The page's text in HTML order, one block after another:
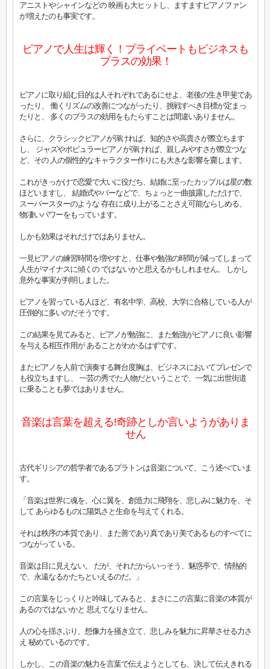
アニストやシャインなどの 映画も大ヒットし、ますますピアノファン
が増えたのも事実です。
ピアノで人生は輝く！プライベートもビジネスも
プラスの効果！
ピアノに取り組む目的は人それぞれであるにせよ、老後の生き甲斐であ
ったり、 働くリズムの改善につながったり、挑戦すべき目標が定まっ
たりと、 多くのプラスの効用をもたらすことは間違いありません。
さらに、クラシックピアノが弾ければ、知的さや高貴さが際立ちます
し、 ジャズやポピュラーピアノが弾ければ、親しみやすさが際立つな
ど、その 人の個性的なキャラクター作りにも大きな影響を齎します。
これがきっかけで恋愛で大いに役だち、結婚に至ったカップルは星の数
ほどいますし、 結婚式やバーなどで、ちょっと一曲披露しただけで、
スーパースターのような 存在に成り上がることさえ可能ならしめる、
物凄いパワーをもっています。
しかも効果はそれだけではありません。
一見ピアノの練習時間を増やすと、仕事や勉強の時間が減ってしまって
人生がマイナスに傾くの ではないかと思えるかもしれません。 しかし
意外な事実が判明しました。
ピアノを習っている人ほど、有名中学、高校、大学に合格している人が
圧倒的に多いのだそうです。
この結果を見てみると、ピアノが勉強に、また勉強がピアノに良い影響
を与える相互作用が あることがわかるはずです。
またピアノを人前で演奏する舞台度胸は、ビジネスにおいてプレゼンで
も役立ちますし、 一芸の秀でた人物だということで、一気に出世街道
に乗ることも夢ではありません。
音楽は言葉を超える!奇跡としか言いようがありま
せん
古代ギリシアの哲学者であるプラトンは音楽について、こう述べていま
す。
「音楽は世界に魂を、心に翼を、創造力に飛翔を、悲しみに魅力を、そ
して あらゆるものに陽気さと生命を与えてくれる。
それは秩序の本質であり、また善であり真であり美であるものすべてに
つながって いる。
音楽は目に見えない。 だが、それだからいっそう、魅惑亭で、情熱的
で、永遠なるかたちといえるのだ。」
この言葉をじっくりと吟味してみると、まさにこの言葉に音楽の本質が
あるのではないかと 思えてなりません。
人の心を揺さぶり、想像力を掻き立て、悲しみを魅力に昇華させる力さ
え 秘めているのです。
しかし、この音楽の魅力を言葉で伝えようとしても、決して伝えきれる